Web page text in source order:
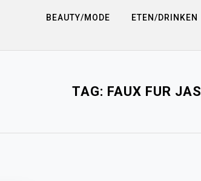
BEAUTY/MODE ETEN/DRINKEN
TAG: FAUX FUR JAS